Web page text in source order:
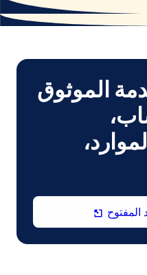
الموثوق
المفتوح
(يفتح
في
نافذة